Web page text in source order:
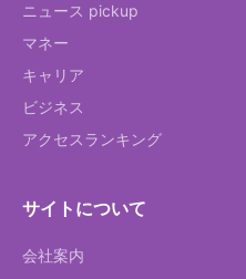
ニュース pickup
マネー
キャリア
ビジネス
アクセスランキング
サイトについて
会社案内